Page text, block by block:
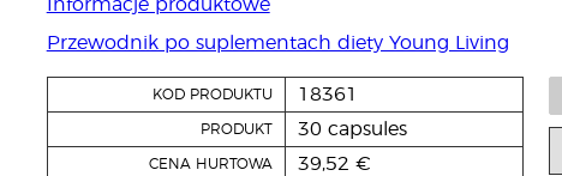
Informacje produktowe
Przewodnik po suplementach diety Young Living
KOD PRODUKTU 18361
PRODUKT 30 capsules
CENA HURTOWA 39,52 €